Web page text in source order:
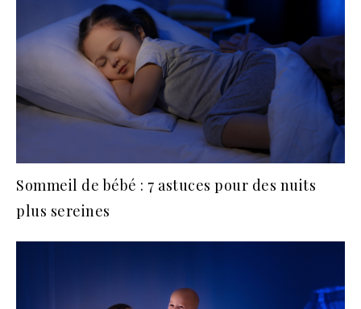
Sommeil de bébé : 7 astuces pour des nuits
plus sereines